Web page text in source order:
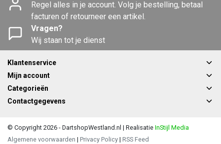
Regel alles in je account. Volg je bestelling, betaal
facturen of retourneer een artikel.
Vragen?
Wij staan tot je dienst
Klantenservice
Mijn account
Categorieën
Contactgegevens
© Copyright 2026 - DartshopWestland.nl | Realisatie InStijl Media
Algemene voorwaarden | Privacy Policy | RSS Feed